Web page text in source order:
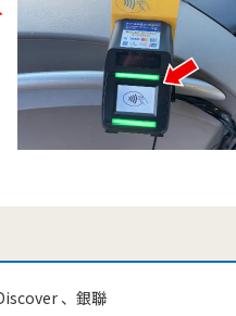
、銀聯